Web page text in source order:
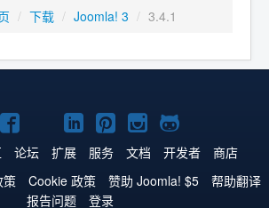
/ 下载 / Joomla! 3 / 3.4.1
Facebook
主
页
YouTube
主
页
LinkedIn
主
页
Pinterest
主
页
Instagram
主
页
GitHub
主
页
论坛 扩展 服务 文档 开发者
商店
策 Cookie 政策 赞助 Joomla! $5
帮助翻译
报告问题
登录